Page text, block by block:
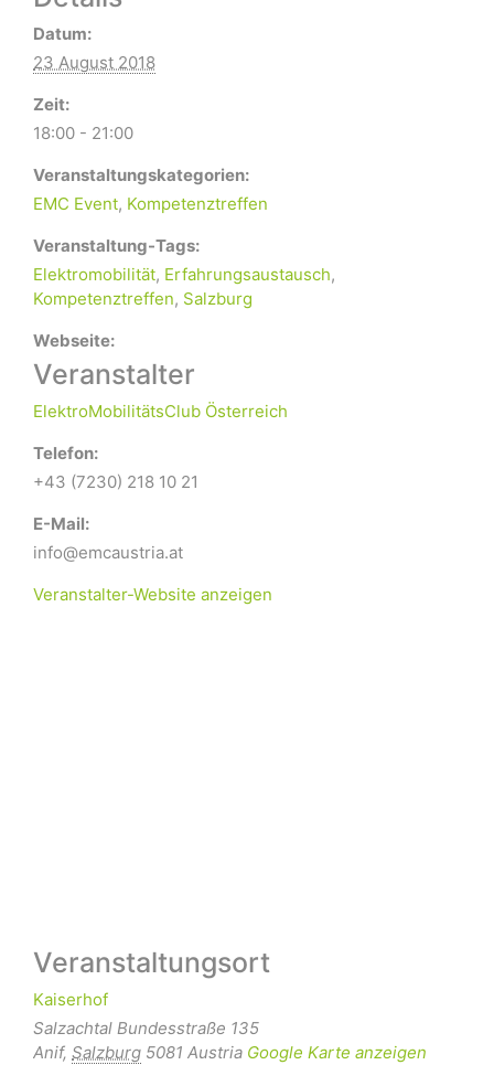
Datum:
23 August 2018
Zeit:
18:00 - 21:00
Veranstaltungskategorien:
EMC Event, Kompetenztreffen
Veranstaltung-Tags:
Elektromobilität, Erfahrungsaustausch,
Kompetenztreffen, Salzburg
Webseite:
Veranstalter
ElektroMobilitätsClub Österreich
Telefon:
+43 (7230) 218 10 21
E-Mail:
info@emcaustria.at
Veranstalter-Website anzeigen
Veranstaltungsort
Kaiserhof
Salzachtal Bundesstraße 135
Anif, Salzburg 5081 Austria Google Karte anzeigen